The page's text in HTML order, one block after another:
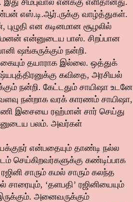
சிம்புவால் எனக்கு எளிதானது.
எஸ்.டி.ஆர்.ருக்கு வாழ்த்துகள்.
என கடினமான சூழலில்
மேனன் என்னுடைய பாஸ். சிறப்பான
ஷங்கருக்கும் நன்றி.
தயாராக இல்லை. ஒத்துக்
கவிதை, அரசியல்
நன்றி. கேட்டதும் சாயிஷா உடனே
நன்றாக வரக் காரணம் சாயிஷா,
இசையை ரஹ்மான் சார் செய்து
பலம். அவர்கள்
என்பதையும் தாண்டி நல்ல
செய்கிறவர்களுக்கு கண்டிப்பாக
சாரும் கமல் சாரும் கலந்த
‘தளபதி’ ரஜினியையும்
அனைவருக்கும்